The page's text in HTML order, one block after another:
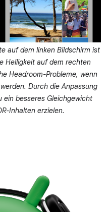
auf dem linken Bildschirm ist
Helligkeit auf dem rechten
Headroom-Probleme, wenn
Durch die Anpassung
ein besseres Gleichgewicht
Inhalten erzielen.